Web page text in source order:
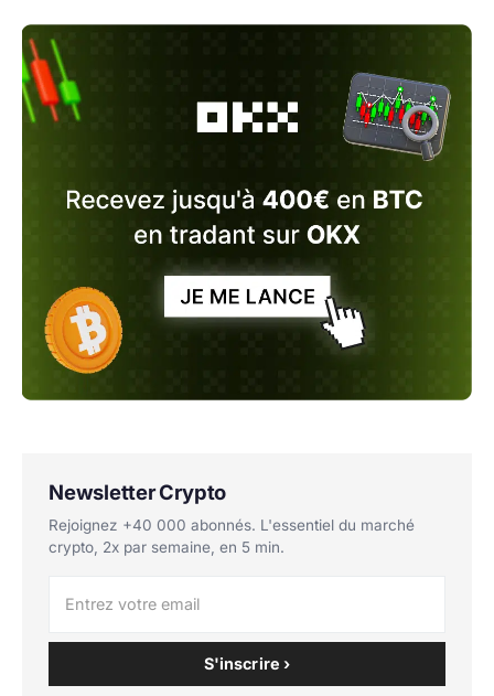
Newsletter Crypto
Rejoignez +40 000 abonnés. L'essentiel du marché
crypto, 2x par semaine, en 5 min.
S'inscrire ›